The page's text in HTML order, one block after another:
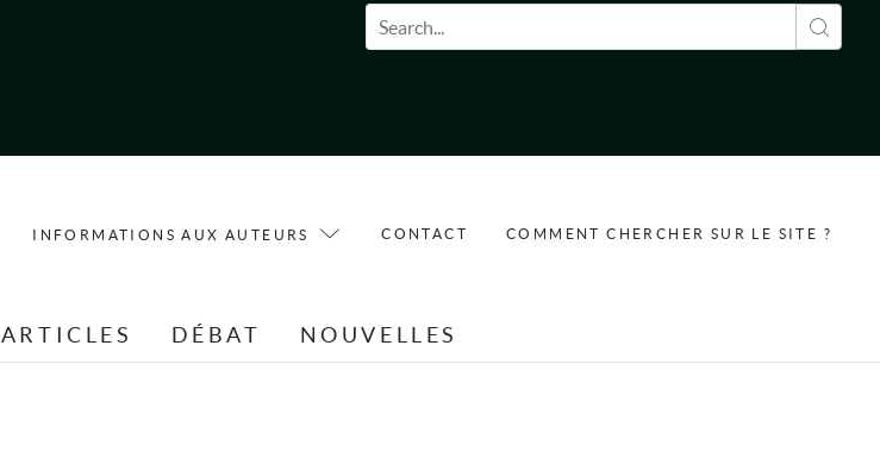
Formulaire de recherche
INFORMATIONS AUX AUTEURS CONTACT COMMENT CHERCHER SUR LE SITE ?
ARTICLES DÉBAT NOUVELLES